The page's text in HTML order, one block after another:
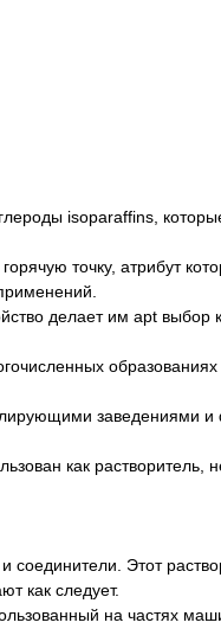
isoparaffins,
точку, атрибут
делает им apt выбор
заведениями и
как растворитель,
соединители. Этот
как следует.
на частях